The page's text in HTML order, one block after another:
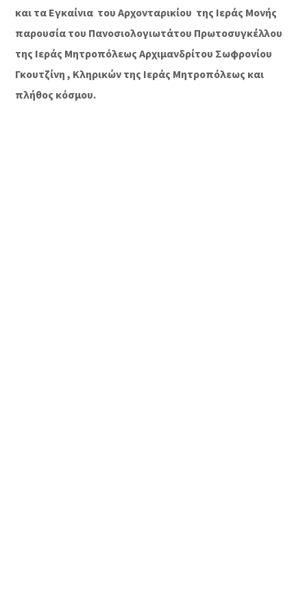
και τα Εγκαίνια του Αρχονταρικίου της Ιεράς Μονής
παρουσία του Πανοσιολογιωτάτου Πρωτοσυγκέλλου
της Ιεράς Μητροπόλεως Αρχιμανδρίτου Σωφρονίου
Γκουτζίνη , Κληρικών της Ιεράς Μητροπόλεως και
πλήθος κόσμου.